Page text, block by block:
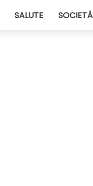
SALUTE SOCIETÀ